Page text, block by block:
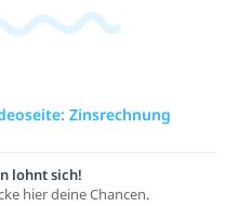
Zinsrechnung
lohnt sich!
hier deine Chancen.